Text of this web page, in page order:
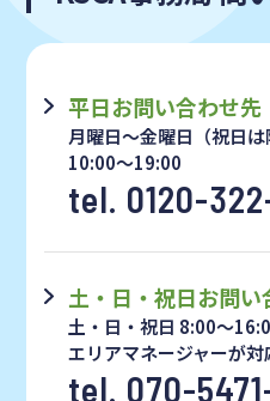
平日お問い合わせ先
月曜日～金曜日（祝日は
10:00～19:00
tel. 0120-
土・日・祝日お問い
土・日・祝日 8:00〜
エリアマネージャーが
tel. 070-